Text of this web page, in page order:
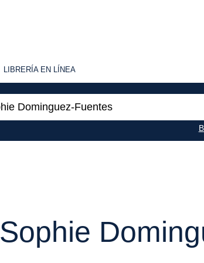
LIBRERÍA
LÍNEA
LIBRERÍA EN LÍNEA
Sophie